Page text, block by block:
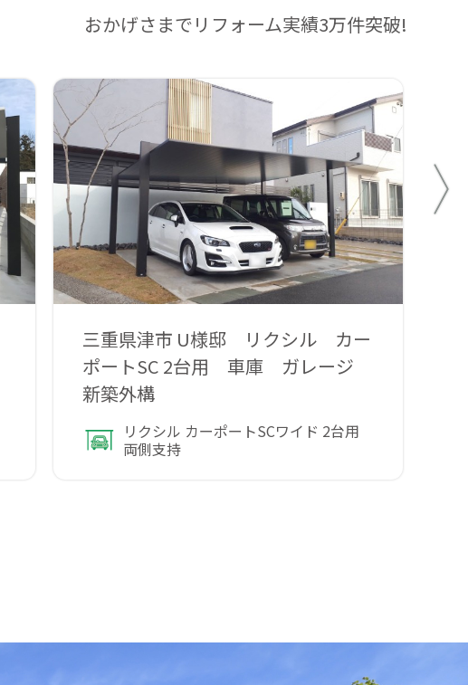
おかげさまでリフォーム実績3万件突破!
三重県津市 U様邸 リクシル カー
ポートSC 2台用 車庫 ガレージ
新築外構
リクシル カーポートSCワイド 2台用
両側支持